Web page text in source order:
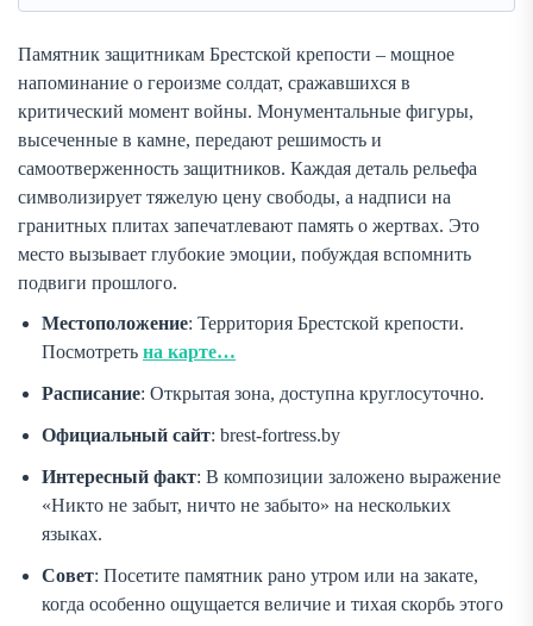
Памятник защитникам Брестской крепости – мощное
напоминание о героизме солдат, сражавшихся в
критический момент войны. Монументальные фигуры,
высеченные в камне, передают решимость и
самоотверженность защитников. Каждая деталь рельефа
символизирует тяжелую цену свободы, а надписи на
гранитных плитах запечатлевают память о жертвах. Это
место вызывает глубокие эмоции, побуждая вспомнить
подвиги прошлого.
Местоположение: Территория Брестской крепости.
Посмотреть на карте…
Расписание: Открытая зона, доступна круглосуточно.
Официальный сайт: brest-fortress.by
Интересный факт: В композиции заложено выражение
«Никто не забыт, ничто не забыто» на нескольких
языках.
Совет: Посетите памятник рано утром или на закате,
когда особенно ощущается величие и тихая скорбь этого